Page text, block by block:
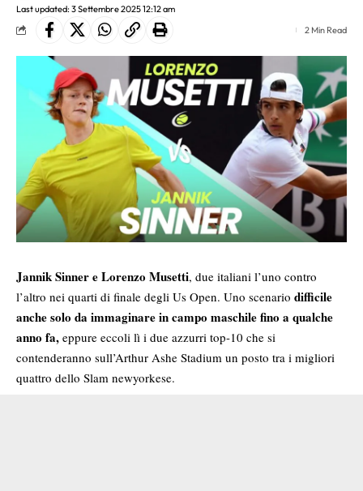
Last updated: 3 Settembre 2025 12:12 am
2 Min Read
Jannik Sinner e Lorenzo Musetti, due italiani l’uno contro
l’altro nei quarti di finale degli Us Open. Uno scenario difficile
anche solo da immaginare in campo maschilefino a qualche
anno fa, eppure eccoli lì i due azzurri top-10 che si
contenderanno sull’Arthur Ashe Stadium un posto tra i migliori
quattro dello Slam newyorkese.